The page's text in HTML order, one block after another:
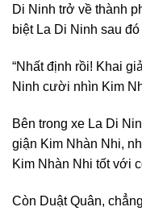
Di Ninh trở về thành
biệt La Di Ninh sau
“Nhất định rồi! Khai
Ninh cười nhìn Kim
Bên trong xe La Di
giận Kim Nhàn Nhi,
Kim Nhàn Nhi tốt với
Còn Duật Quân,